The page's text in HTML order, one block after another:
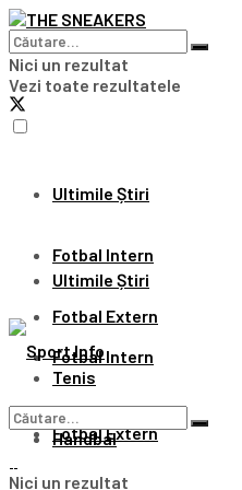
Nici un rezultat
Vezi toate rezultatele
Ultimile Știri
Fotbal Intern
Fotbal Extern
Tenis
Handbal
Ultimile Știri
Fotbal Intern
Fotbal Extern
Nici un rezultat